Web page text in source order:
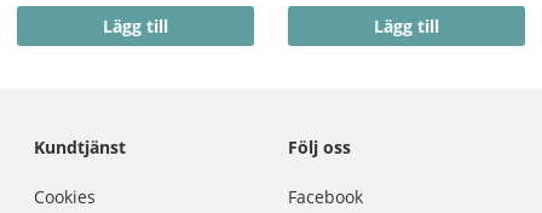
Lägg till Lägg till
Kundtjänst
Cookies
Följ oss
Facebook